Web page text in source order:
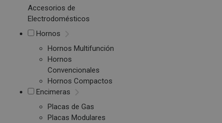
Accesorios de
Electrodomésticos
Hornos
Hornos Multifunción
Hornos
Convencionales
Hornos Compactos
Encimeras
Placas de Gas
Placas Modulares